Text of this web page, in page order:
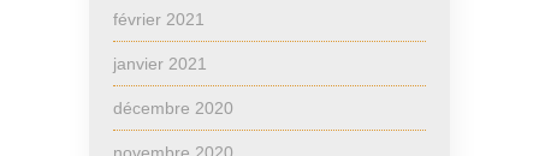
février 2021
janvier 2021
décembre 2020